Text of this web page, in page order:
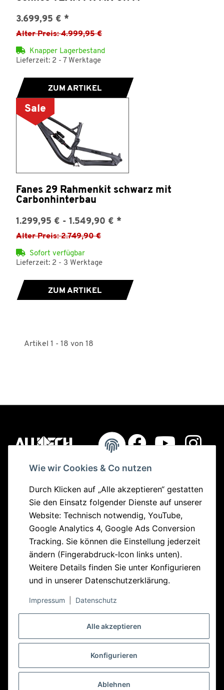
3.699,95 € *
Alter Preis: 4.999,95 €
Knapper Lagerbestand
Lieferzeit: 2 - 7 Werktage
ZUM ARTIKEL
Sale
Fanes 29 Rahmenkit schwarz mit
Carbonhinterbau
1.299,95 € - 1.549,90 € *
Alter Preis: 2.749,90 €
Sofort verfügbar
Lieferzeit: 2 - 3 Werktage
ZUM ARTIKEL
Artikel 1 - 18 von 18
Bikes
Parts
Sonderangebote
Informationen
Zahlungsmöglichkeiten
Versandinformationen
Dienstradleasing
Widerrufsformular
Aluminium – weil wir es können
History
True Riding
Community
Melden Sie sich für unseren Newsletter an, um über
neue Funktionen und Veröffentlichungen auf dem
Laufenden zu bleiben.
Copyright © 2026
Alutech GmbH
All rights reserved
Vertrag widerrufen
Wie wir Cookies & Co nutzen
Durch Klicken auf „Alle akzeptieren“ gestatten
Sie den Einsatz folgender Dienste auf unserer
Website: Technisch notwendig, YouTube,
Google Analytics 4, Google Ads Conversion
Tracking. Sie können die Einstellung jederzeit
ändern (Fingerabdruck-Icon links unten).
Weitere Details finden Sie unter Konfigurieren
und in unserer Datenschutzerklärung.
Impressum Datenschutz
Alle akzeptieren
Konfigurieren
Ablehnen